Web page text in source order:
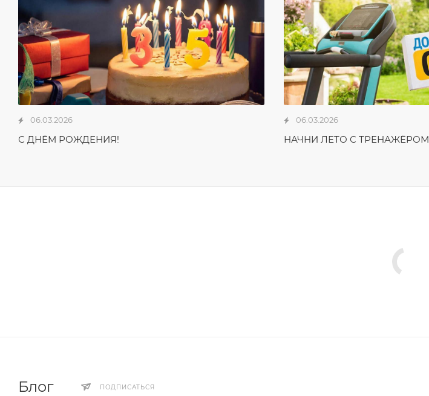
06.03.2026
С ДНЁМ РОЖДЕНИЯ!
06.03.2026
НАЧНИ ЛЕТО С ТРЕНАЖЁРОМ
Блог ПОДПИСАТЬСЯ